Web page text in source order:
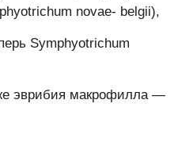
novae- belgii),
Symphyotrichum
эврибия макрофилла —